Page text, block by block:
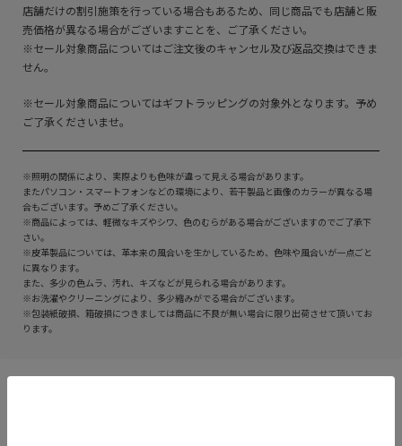
店舗だけの割引施策を行っている場合もあるため、同じ商品でも店舗と販
売価格が異なる場合がございますことを、ご了承ください。
※セール対象商品についてはご注文後のキャンセル及び返品交換はできま
せん。
※セール対象商品についてはギフトラッピングの対象外となります。予め
ご了承くださいませ。
※照明の関係により、実際よりも色味が違って見える場合があります。
またパソコン・スマートフォンなどの環境により、若干製品と画像のカラーが異なる場
合もございます。予めご了承ください。
※商品によっては、軽微なキズやシワ、色のむらがある場合がございますのでご了承下
さい。
※皮革製品については、革本来の風合いを生かしているため、色味や風合いが一点ごと
に異なります。
また、多少の色ムラ、汚れ、キズなどが見られる場合があります。
※お洗濯やクリーニングにより、多少縮みがでる場合がございます。
※包装紙破損、箱破損につきましては商品に不良が無い場合に限り出荷させて頂いてお
ります。